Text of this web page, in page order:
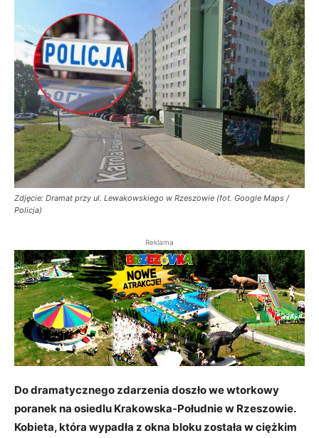
Zdjęcie: Dramat przy ul. Lewakowskiego w Rzeszowie (fot. Google Maps /
Policja)
Reklama
Do dramatycznego zdarzenia doszło we wtorkowy
poranek na osiedlu Krakowska-Południe w Rzeszowie.
Kobieta, która wypadła z okna bloku została w ciężkim